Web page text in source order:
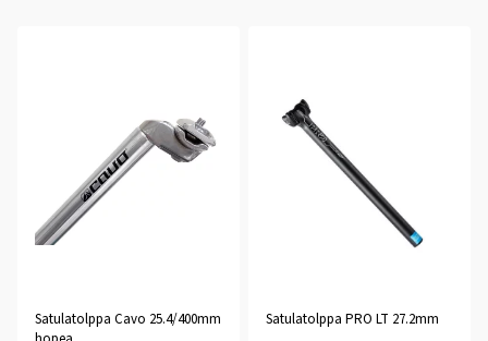
Satulatolppa Cavo 25.4/400mm
Satulatolppa PRO LT 27.2mm